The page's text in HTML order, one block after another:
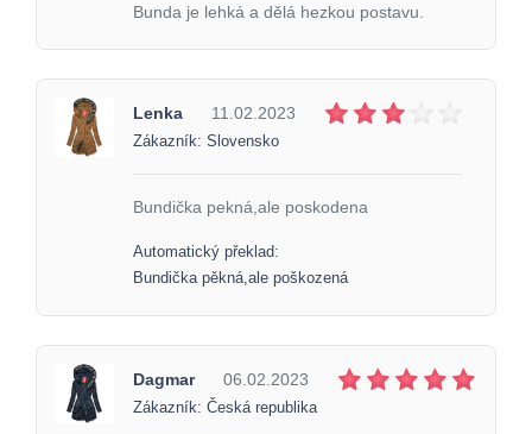
Bunda je lehká a dělá hezkou postavu.
Lenka 11.02.2023
Zákazník: Slovensko
Bundička pekná,ale poskodena
Automatický překlad:
Bundička pěkná,ale poškozená
Dagmar 06.02.2023
Zákazník: Česká republika